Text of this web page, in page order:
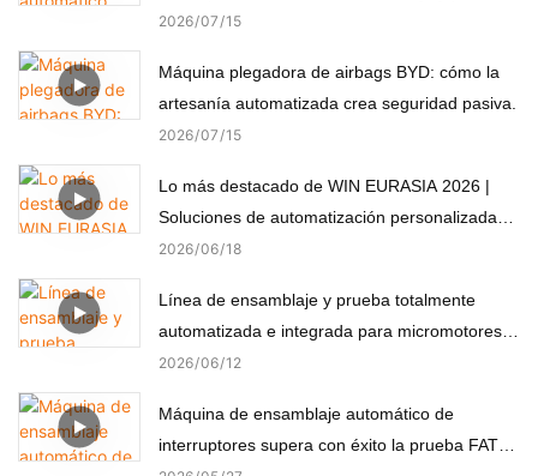
automáticos
2026 07 15
Máquina plegadora de airbags BYD: cómo la
artesanía automatizada crea seguridad pasiva.
2026 07 15
Lo más destacado de WIN EURASIA 2026 |
Soluciones de automatización personalizadas
para electrónica, automoción, medicina y
2026 06 18
Línea de ensamblaje y prueba totalmente
automatizada e integrada para micromotores
(componentes no estándar)
2026 06 12
Máquina de ensamblaje automático de
interruptores supera con éxito la prueba FAT